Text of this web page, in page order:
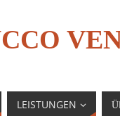
LEISTUNGEN